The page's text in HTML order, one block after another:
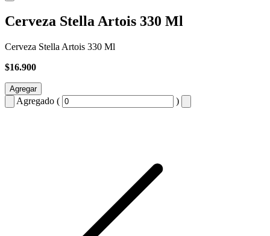
Cerveza Stella Artois 330 Ml
Cerveza Stella Artois 330 Ml
$16.900
Agregar
Agregado ( )